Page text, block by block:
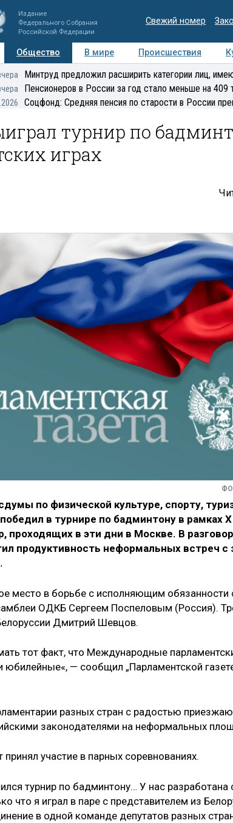
Издание
Федерального Собрания
Российской Федерации
Свежий номер
Общество В мире Происшествия
Регионы Медиацентр Интервью
Минтруд предложил расширить категории лиц,
Пенсионеров в России за год стало меньше на 409
Соцфонд: Средняя пенсия по старости в России
турнир по
играх
по физической культуре, спорту,
в турнире по бадминтону в рамках
проходящих в эти дни в Москве. В
продуктивность неформальных встреч
место в борьбе с исполняющим обязанности
ОДКБ Сергеем Поспеловым (Россия).
Дмитрий Шевцов.
тот факт, что Международные
юбилейные«, — сообщил „Парламентской
разных стран с радостью
законодателями на неформальных
принял участие в парных соревнованиях.
турнир по бадминтону… У нас разработана
что я играл в паре с представителем из
в одной команде депутатов разных